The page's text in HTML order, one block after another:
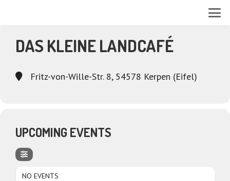
DAS KLEINE LANDCAFÉ
Fritz-von-Wille-Str. 8, 54578 Kerpen (Eifel)
UPCOMING EVENTS
NO EVENTS